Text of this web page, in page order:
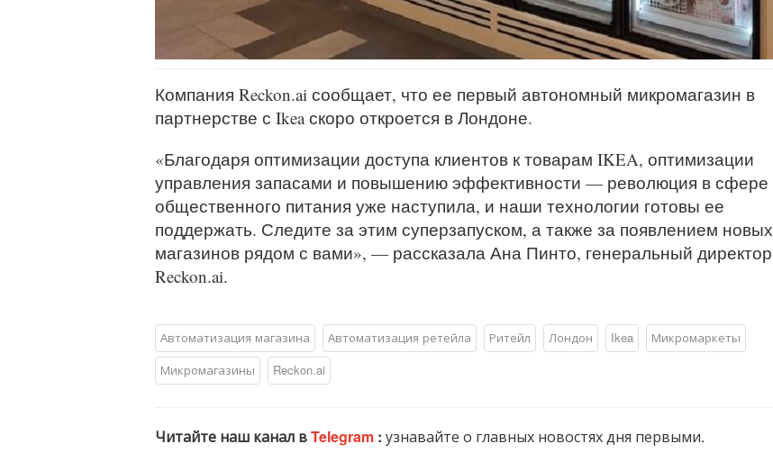
Компания Reckon.ai сообщает, что ее первый автономный микромагазин в
партнерстве с Ikea скоро откроется в Лондоне.
«Благодаря оптимизации доступа клиентов к товарам IKEA, оптимизации
управления запасами и повышению эффективности — революция в сфере
общественного питания уже наступила, и наши технологии готовы ее
поддержать. Следите за этим суперзапуском, а также за появлением новых
магазинов рядом с вами», — рассказала Ана Пинто, генеральный директор
Reckon.ai.
Автоматизация магазина Автоматизация ретейла Ритейл Лондон Ikea
Микромаркеты
Микромагазины
Reckon.ai
Читайте наш канал вTelegram : узнавайте о главных новостях дня первыми.